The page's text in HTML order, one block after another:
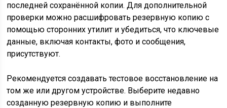
последней сохранённой копии. Для дополнительной
проверки можно расшифровать резервную копию с
помощью сторонних утилит и убедиться, что ключевые
данные, включая контакты, фото и сообщения,
присутствуют.
Рекомендуется создавать тестовое восстановление на
том же или другом устройстве. Выберите недавно
созданную резервную копию и выполните